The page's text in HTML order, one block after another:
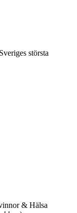
största
& Hälsa